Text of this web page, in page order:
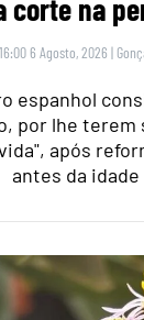
corte na
16:00 6 Agosto, 2026 |
espanhol
por lhe terem
após
antes da idade